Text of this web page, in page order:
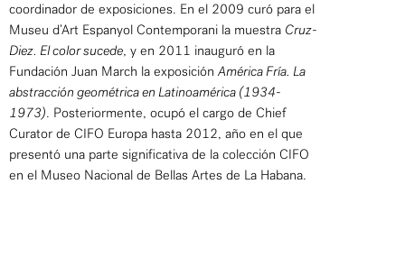
coordinador de exposiciones. En el 2009 curó para el
Museu d’Art Espanyol Contemporani la muestra Cruz-
Diez. El color sucede, y en 2011 inauguró en la
Fundación Juan March la exposiciónAmérica Fría. La
abstracción geométrica en Latinoamérica (1934-
1973). Posteriormente, ocupó el cargo de Chief
Curator de CIFO Europa hasta 2012, año en el que
presentó una parte significativa de la colección CIFO
en el Museo Nacional de Bellas Artes de La Habana.